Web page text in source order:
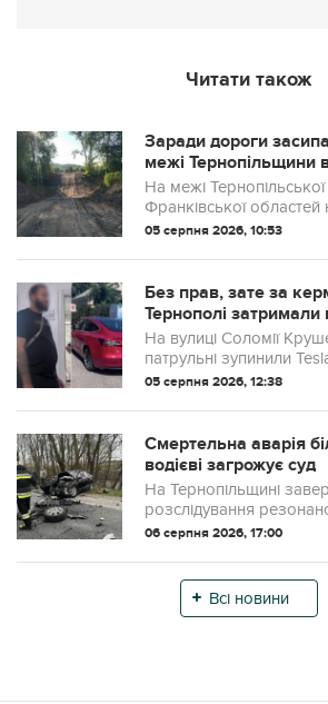
Читати також
Заради дороги
межі Тернопільщини
порушення
На межі Тернопільської
Франківської областей
засипали частину русла
переправу. Екологи
задокументували
05 серпня 2026, 10:53
Без прав, зате за
Тернополі затримали
наркотичного
На вулиці Соломії
патрульні зупинили
вимог дорожнього
05 серпня 2026, 12:38
Смертельна аварія
водієві загрожує суд
На Тернопільщині
розслідування
трапилася поблизу села
обвинувальний акт
на дорозі призвел...
06 серпня 2026, 17:00
Всі новини